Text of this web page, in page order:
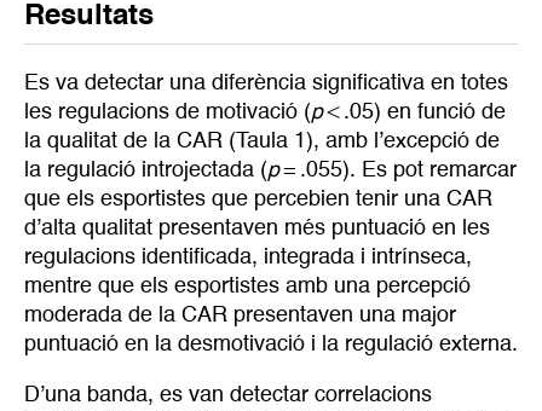
Resultats
Es va detectar una diferència significativa en totes
les regulacions de motivació (p< .05) en funció de
la qualitat de la CAR (Taula 1), amb l’excepció de
la regulació introjectada (p= .055). Es pot remarcar
que els esportistes que percebien tenir una CAR
d’alta qualitat presentaven més puntuació en les
regulacions identificada, integrada i intrínseca,
mentre que els esportistes amb una percepció
moderada de la CAR presentaven una major
puntuació en la desmotivació i la regulació externa.
D’una banda, es van detectar correlacions